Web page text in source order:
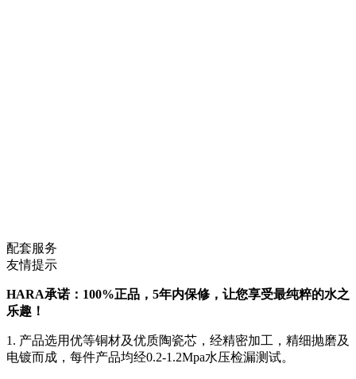
配套服务
友情提示
HARA承诺：100%正品，5年内保修，让您享受最纯粹的水之
乐趣！
1. 产品选用优等铜材及优质陶瓷芯，经精密加工，精细抛磨及
电镀而成，每件产品均经0.2-1.2Mpa水压检漏测试。